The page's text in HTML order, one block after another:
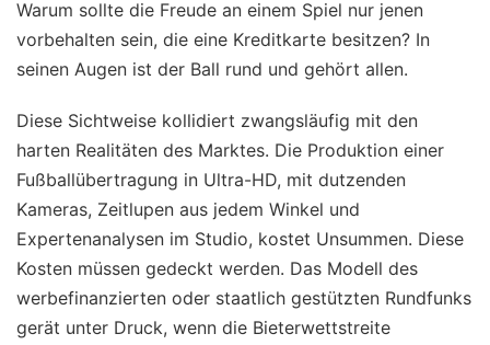
Warum sollte die Freude an einem Spiel nur jenen
vorbehalten sein, die eine Kreditkarte besitzen? In
seinen Augen ist der Ball rund und gehört allen.
Diese Sichtweise kollidiert zwangsläufig mit den
harten Realitäten des Marktes. Die Produktion einer
Fußballübertragung in Ultra-HD, mit dutzenden
Kameras, Zeitlupen aus jedem Winkel und
Expertenanalysen im Studio, kostet Unsummen. Diese
Kosten müssen gedeckt werden. Das Modell des
werbefinanzierten oder staatlich gestützten Rundfunks
gerät unter Druck, wenn die Bieterwettstreite